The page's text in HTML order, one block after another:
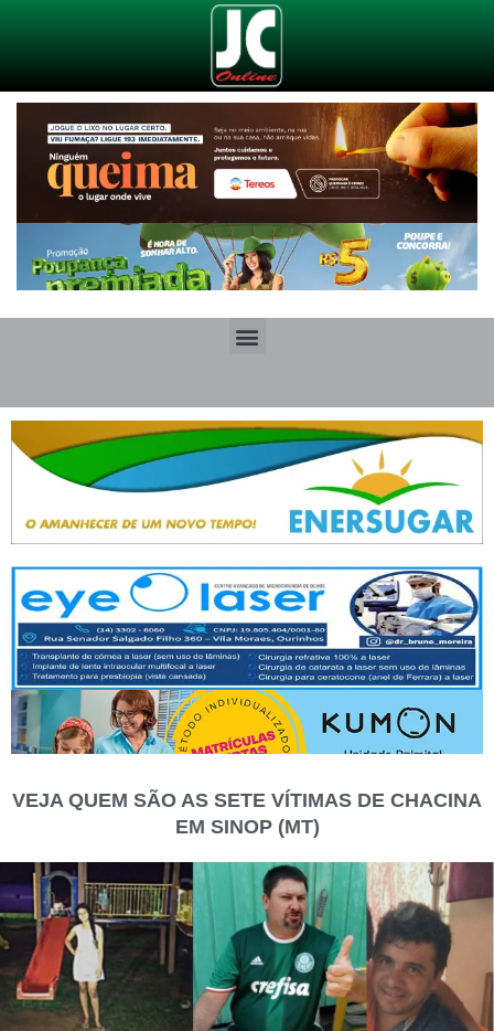
VEJA QUEM SÃO AS SETE VÍTIMAS DE CHACINA
EM SINOP (MT)